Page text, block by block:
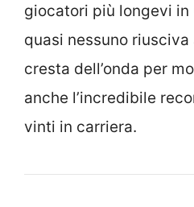
giocatori più longevi in
quasi nessuno
cresta dell’onda per
anche l’incredibile
vinti in carriera.